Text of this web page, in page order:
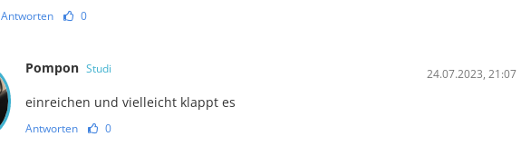
Antworten 0
Pompon Studi 24.07.2023, 21:07
einreichen und vielleicht klappt es
Antworten 0